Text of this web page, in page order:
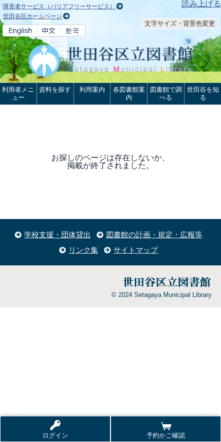
本文へ 読み上げる
障害者サービス（バリアフリーサービス）
世田谷区ホームページ
文字サイズ・背景色変更
ログイン 予約かご確認
利用者メニ
ュー
資料を探す 利用案内
各図書館案
内
図書館で調
べる
世田谷を知
る
お探しのページは存在しないか、
掲載が終了されました。
学校支援・団体貸出
図書館の計画・規定・広報等
リンク集
サイトマップ
© 2024 Setagaya Municipal Library